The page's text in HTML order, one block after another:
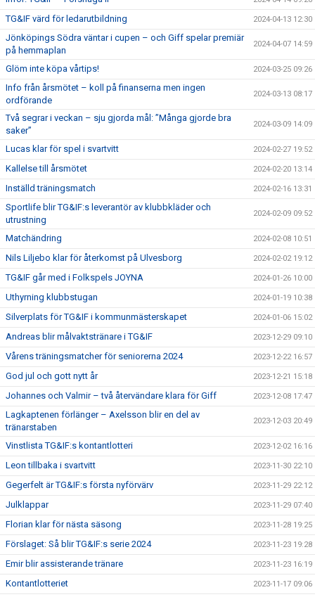
TG&IF värd för ledarutbildning 2024-04-13 12:30
Jönköpings Södra väntar i cupen – och Giff spelar premiär
på hemmaplan
2024-04-07 14:59
Glöm inte köpa vårtips! 2024-03-25 09:26
Info från årsmötet – koll på finanserna men ingen
ordförande
2024-03-13 08:17
Två segrar i veckan – sju gjorda mål: ”Många gjorde bra
saker”
2024-03-09 14:09
Lucas klar för spel i svartvitt 2024-02-27 19:52
Kallelse till årsmötet 2024-02-20 13:14
Inställd träningsmatch 2024-02-16 13:31
Sportlife blir TG&IF:s leverantör av klubbkläder och
utrustning
2024-02-09 09:52
Matchändring 2024-02-08 10:51
Nils Liljebo klar för återkomst på Ulvesborg 2024-02-02 19:12
TG&IF går med i Folkspels JOYNA 2024-01-26 10:00
Uthyrning klubbstugan 2024-01-19 10:38
Silverplats för TG&IF i kommunmästerskapet 2024-01-06 15:02
Andreas blir målvaktstränare i TG&IF 2023-12-29 09:10
Vårens träningsmatcher för seniorerna 2024 2023-12-22 16:57
God jul och gott nytt år 2023-12-21 15:18
Johannes och Valmir – två återvändare klara för Giff 2023-12-08 17:47
Lagkaptenen förlänger – Axelsson blir en del av
tränarstaben
2023-12-03 20:49
Vinstlista TG&IF:s kontantlotteri 2023-12-02 16:16
Leon tillbaka i svartvitt 2023-11-30 22:10
Gegerfelt är TG&IF:s första nyförvärv 2023-11-29 22:12
Julklappar 2023-11-29 07:40
Florian klar för nästa säsong 2023-11-28 19:25
Förslaget: Så blir TG&IF:s serie 2024 2023-11-23 19:28
Emir blir assisterande tränare 2023-11-23 16:19
Kontantlotteriet 2023-11-17 09:06